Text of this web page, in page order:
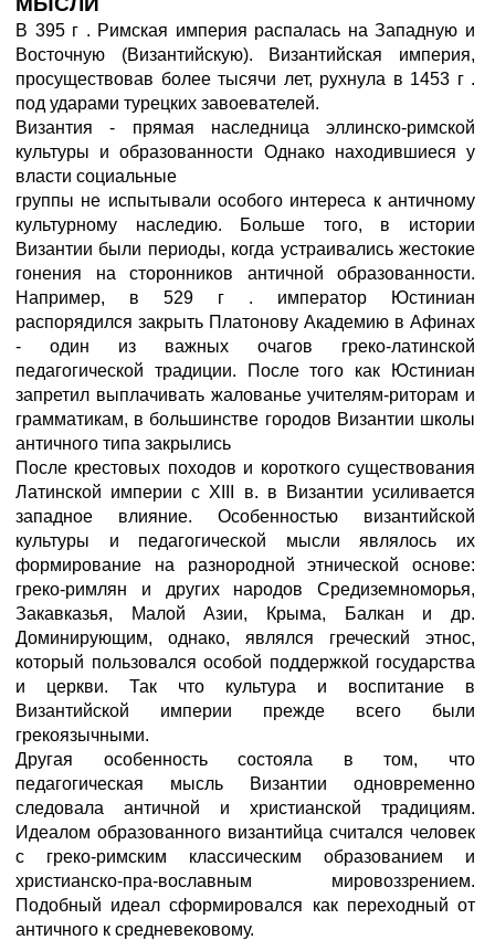
В 395 г . Римская империя распалась на Западную и
Восточную (Византийскую). Византийская империя,
просуществовав более тысячи лет, рухнула в 1453 г .
под ударами турецких завоевателей.
Византия - прямая наследница эллинско-римской
культуры и образованности Однако находившиеся у
власти социальные
группы не испытывали особого интереса к античному
культурному наследию. Больше того, в истории
Византии были периоды, когда устраивались жестокие
гонения на сторонников античной образованности.
Например, в 529 г . император Юстиниан
распорядился закрыть Платонову Академию в Афинах
- один из важных очагов греко-латинской
педагогической традиции. После того как Юстиниан
запретил выплачивать жалованье учителям-риторам и
грамматикам, в большинстве городов Византии школы
античного типа закрылись
После крестовых походов и короткого существования
Латинской империи с XIII в. в Византии усиливается
западное влияние. Особенностью византийской
культуры и педагогической мысли являлось их
формирование на разнородной этнической основе:
греко-римлян и других народов Средиземноморья,
Закавказья, Малой Азии, Крыма, Балкан и др.
Доминирующим, однако, являлся греческий этнос,
который пользовался особой поддержкой государства
и церкви. Так что культура и воспитание в
Византийской империи прежде всего были
грекоязычными.
Другая особенность состояла в том, что
педагогическая мысль Византии одновременно
следовала античной и христианской традициям.
Идеалом образованного византийца считался человек
с греко-римским классическим образованием и
христианско-пра-вославным мировоззрением.
Подобный идеал сформировался как переходный от
античного к средневековому.